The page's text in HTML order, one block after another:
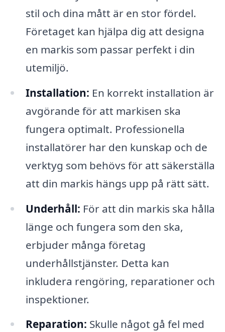
stil och dina mått är en stor fördel.
Företaget kan hjälpa dig att designa
en markis som passar perfekt i din
utemiljö.
Installation: En korrekt installation är
avgörande för att markisen ska
fungera optimalt. Professionella
installatörer har den kunskap och de
verktyg som behövs för att säkerställa
att din markis hängs upp på rätt sätt.
Underhåll: För att din markis ska hålla
länge och fungera som den ska,
erbjuder många företag
underhållstjänster. Detta kan
inkludera rengöring, reparationer och
inspektioner.
Reparation: Skulle något gå fel med